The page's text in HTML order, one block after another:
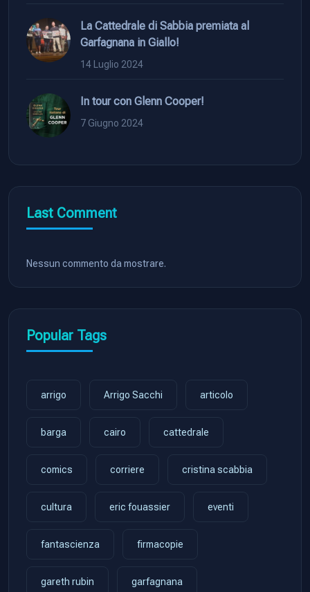
La Cattedrale di Sabbia premiata al
Garfagnana in Giallo!
14 Luglio 2024
In tour con Glenn Cooper!
7 Giugno 2024
Last Comment
Nessun commento da mostrare.
Popular Tags
arrigo Arrigo Sacchi articolo
barga cairo cattedrale
comics corriere cristina scabbia
cultura eric fouassier eventi
fantascienza firmacopie
gareth rubin garfagnana